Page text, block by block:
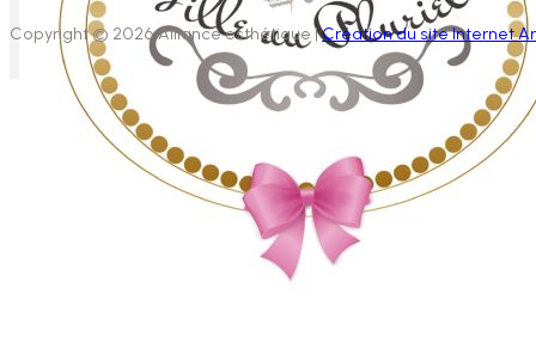
Copyright © 2026 Alliance esthétique |Création du site Internet